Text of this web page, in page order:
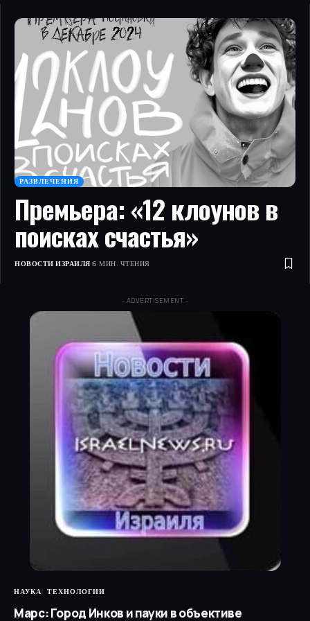
РАЗВЛЕЧЕНИЯ
Премьера: «12 клоунов в
поисках счастья»
НОВОСТИ ИЗРАИЛЯ 6 МИН. ЧТЕНИЯ
- ADVERTISEMENT -
НАУКА ТЕХНОЛОГИИ
Марс: Город Инков и пауки в объективе